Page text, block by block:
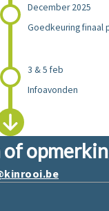
December 2025
Goedkeuring finaal
3 & 5 feb
Infoavonden
of